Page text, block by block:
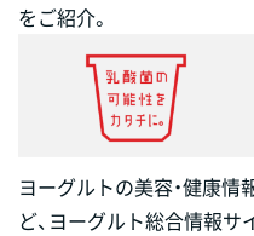
をご紹介。
ヨーグルトの美容・健康情
ど、ヨーグルト総合情報サ